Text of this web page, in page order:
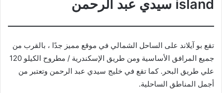
island سيدي عبد الرحمن
تقع بو آيلاند على الساحل الشمالي في موقع مميز جدًا ، بالقرب من
جميع المرافق الأساسية ومن طريق الإسكندرية / مطروح الكيلو 120
علي طريق البحر. كما تقع في خليج سيدي عبد الرحمن وتعتبر من
أجمل المناطق الساحلية.